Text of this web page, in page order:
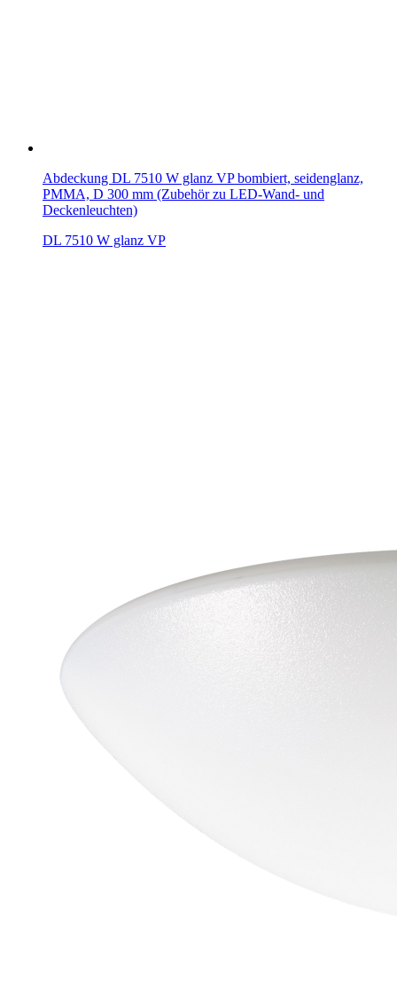
Abdeckung DL 7510 W glanz VP bombiert, seidenglanz,
PMMA, D 300 mm (Zubehör zu LED-Wand- und
Deckenleuchten)
DL 7510 W glanz VP